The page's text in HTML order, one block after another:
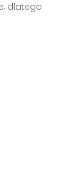
dlatego